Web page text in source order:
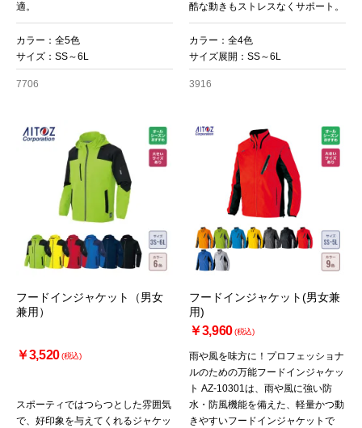
適。
カラー：全5色
サイズ：SS～6L
7706
酷な動きもストレスなくサポート。
カラー：全4色
サイズ展開：SS～6L
3916
フードインジャケット（男女
兼用）
￥3,520(税込)
スポーティではつらつとした雰囲気
で、好印象を与えてくれるジャケッ
フードインジャケット(男女兼
用)
￥3,960(税込)
雨や風を味方に！プロフェッショナ
ルのための万能フードインジャケッ
ト AZ-10301は、雨や風に強い防
水・防風機能を備えた、軽量かつ動
きやすいフードインジャケットで